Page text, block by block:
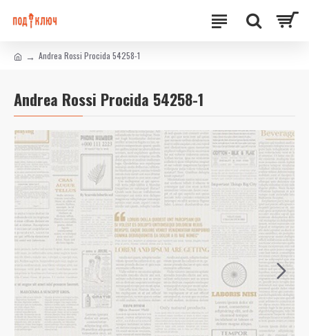
Andrea Rossi Procida 54258-1
Andrea Rossi Procida 54258-1